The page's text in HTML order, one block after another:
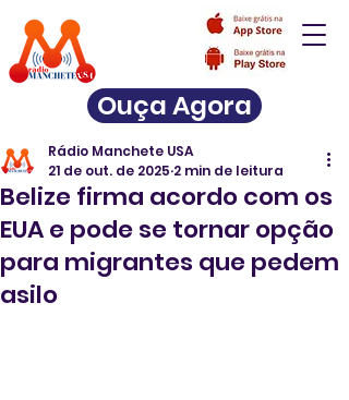
Ouça Agora
Belize firma acordo com os
EUA e pode se tornar opção
para migrantes que pedem
asilo
Rádio Manchete USA
21 de out. de 2025 2 min de leitura